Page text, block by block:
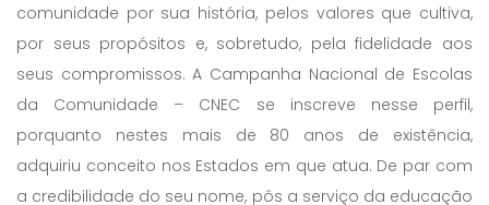
comunidade por sua história, pelos valores que cultiva,
por seus propósitos e, sobretudo, pela fidelidade aos
seus compromissos. A Campanha Nacional de Escolas
da Comunidade – CNEC se inscreve nesse perfil,
porquanto nestes mais de 80 anos de existência,
adquiriu conceito nos Estados em que atua. De par com
a credibilidade do seu nome, pôs a serviço da educação